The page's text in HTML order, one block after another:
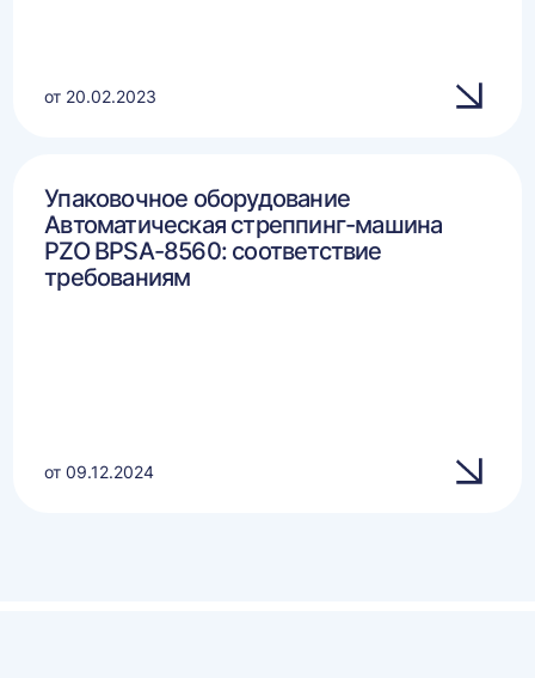
от 20.02.2023
Упаковочное оборудование
Автоматическая стреппинг-машина
PZO BPSA-8560: соответствие
требованиям
от 09.12.2024